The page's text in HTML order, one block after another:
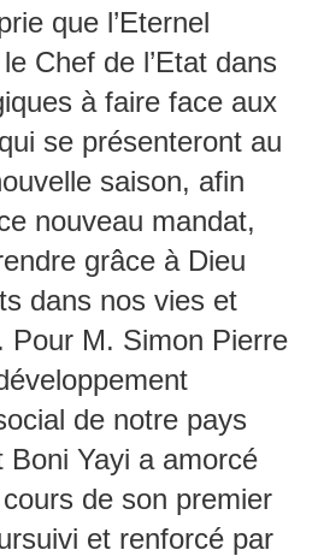
que l’Eternel
Chef de l’Etat dans
à faire face aux
se présenteront au
saison, afin
nouveau mandat,
grâce à Dieu
dans nos vies et
Pour M. Simon Pierre
de notre pays
Boni Yayi a amorcé
de son premier
et renforcé par